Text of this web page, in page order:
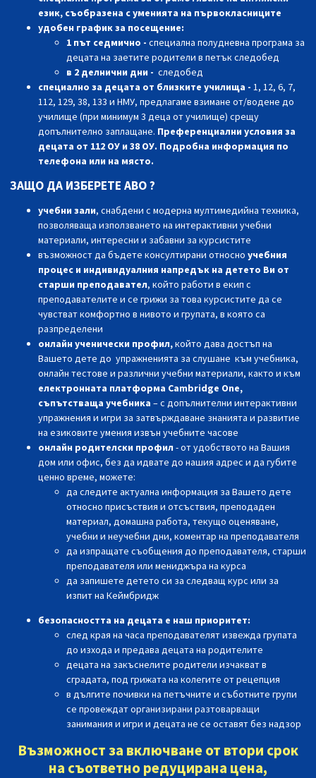
език, съобразена с уменията на първокласниците
удобен график за посещение:
1 път седмично - специална полудневна програма за
децата на заетите родители в петък следобед
в 2 делнични дни - следобед
специално за децата от близките училища - 1, 12, 6, 7,
112, 129, 38, 133 и НМУ, предлагаме взимане от/водене до
училище (при минимум 3 деца от училище) срещу
допълнително заплащане. Преференциални условия за
децата от 112 ОУ и 38 ОУ. Подробна информация по
телефона или на място.
ЗАЩО ДА ИЗБЕРЕТЕ АВО ?
учебни зали, снабдени с модерна мултимедийна техника,
позволяваща използването на интерактивни учебни
материали, интересни и забавни за курсистите
възможност да бъдете консултирани относно учебния
процес и индивидуалния напредък на детето Ви от
старши преподавател, който работи в екип с
преподавателите и се грижи за това курсистите да се
чувстват комфортно в нивото и групата, в която са
разпределени
онлайн ученически профил,който дава достъп на
Вашето дете до упражненията за слушане към учебника,
онлайн тестове и различни учебни материали, както и към
електронната платформа Cambridge One,
съпътстваща учебника – с допълнителни интерактивни
упражнения и игри за затвърждаване знанията и развитие
на езиковите умения извън учебните часове
онлайн родителски профил - oт удобството на Вашия
дом или офис, без да идвате до нашия адрес и да губите
ценно време, можете:
да следите актуална информация за Вашето дете
относно присъствия и отсъствия, преподаден
материал, домашна работа, текущо оценяване,
учебни и неучебни дни, коментар на преподавателя
да изпращате съобщения до преподавателя, старши
преподавателя или мениджъра на курса
да запишете детето си за следващ курс или за
изпит на Кеймбридж
безопасността на децата е наш приоритет:
след края на часа преподавателят извежда групата
до изхода и предава децата на родителите
децата на закъснелите родители изчакват в
сградата, под грижата на колегите от рецепция
в дългите почивки на петъчните и съботните групи
се провеждат организирани разтоварващи
занимания и игри и децата не се оставят без надзор
Възможност за включване от втори срок
на съответно редуцирана цена,